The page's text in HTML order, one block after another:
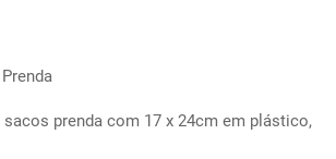
prenda com 17 x 24cm em plástico,